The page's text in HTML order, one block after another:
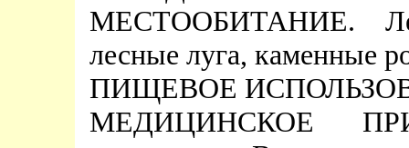
МЕСТООБИТАНИЕ.
лесные луга, каменные
ПИЩЕВОЕ
МЕДИЦИНСКОЕ